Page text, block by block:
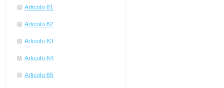
Articolo 61
Articolo 62
Articolo 63
Articolo 64
Articolo 65